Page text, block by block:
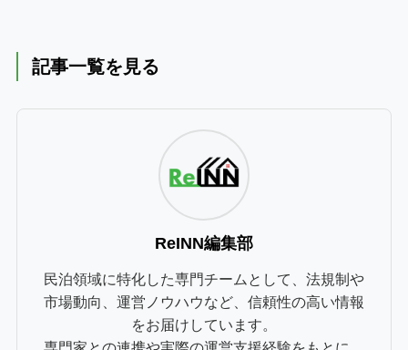
記事一覧を見る
ReINN編集部
民泊領域に特化した専門チームとして、法規制や
市場動向、運営ノウハウなど、信頼性の高い情報
をお届けしています。